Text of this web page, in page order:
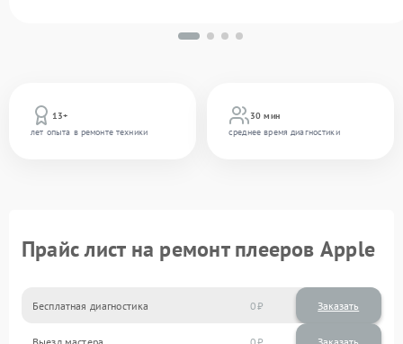
13+
лет опыта в ремонте техники
30 мин
среднее время диагностики
Прайс лист на ремонт плееров Apple
Бесплатная диагностика 0 Заказать
Выезд мастера 0 Заказать